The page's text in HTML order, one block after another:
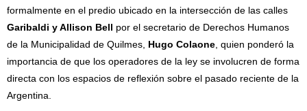
formalmente en el predio ubicado en la intersección de las calles
Garibaldi y Allison Bell por el secretario de Derechos Humanos
de la Municipalidad de Quilmes, Hugo Colaone, quien ponderó la
importancia de que los operadores de la ley se involucren de forma
directa con los espacios de reflexión sobre el pasado reciente de la
Argentina.